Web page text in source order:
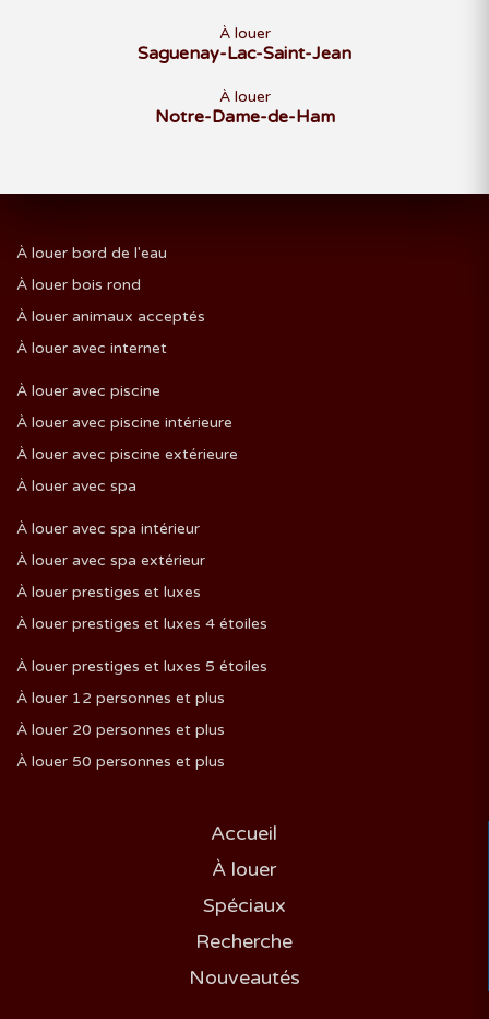
À louer
Saguenay-Lac-Saint-Jean
À louer
Notre-Dame-de-Ham
À louer bord de l'eau
À louer bois rond
À louer animaux acceptés
À louer avec internet
À louer avec piscine
À louer avec piscine intérieure
À louer avec piscine extérieure
À louer avec spa
À louer avec spa intérieur
À louer avec spa extérieur
À louer prestiges et luxes
À louer prestiges et luxes 4 étoiles
À louer prestiges et luxes 5 étoiles
À louer 12 personnes et plus
À louer 20 personnes et plus
À louer 50 personnes et plus
Accueil
À louer
Spéciaux
Recherche
Nouveautés